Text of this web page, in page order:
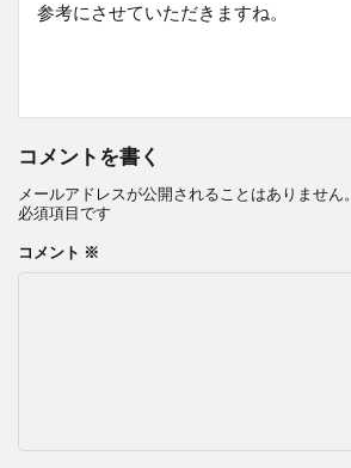
参考にさせていただきますね。
コメントを書く
メールアドレスが公開されることはありません。
必須項目です
コメント ※